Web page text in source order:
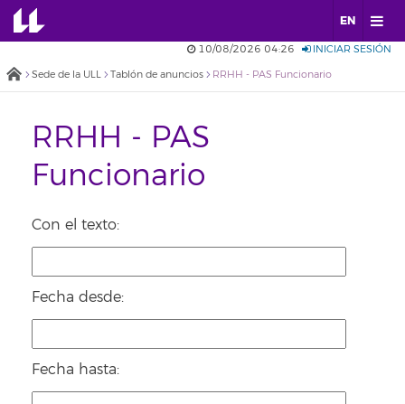
EN
10/08/2026 04:26 INICIAR SESIÓN
Sede de la ULL Tablón de anuncios RRHH - PAS Funcionario
RRHH - PAS
Funcionario
Con el texto:
Fecha desde:
Fecha hasta: